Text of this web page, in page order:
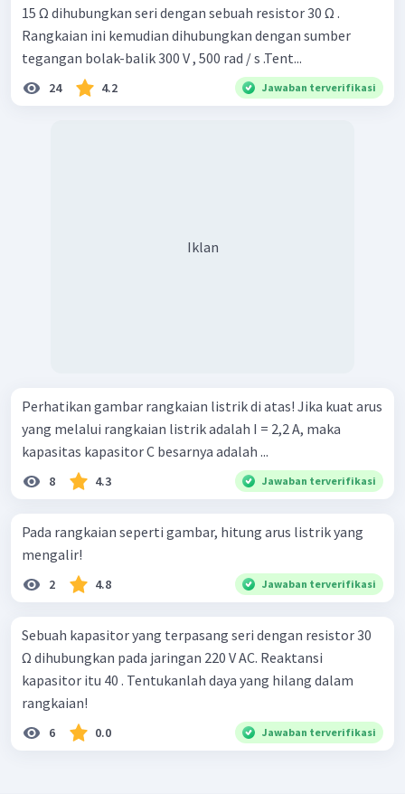
15 Ω dihubungkan seri dengan sebuah resistor 30 Ω .
Rangkaian ini kemudian dihubungkan dengan sumber
tegangan bolak-balik 300 V , 500 rad / s .Tent...
24 4.2 Jawaban terverifikasi
Iklan
Perhatikan gambar rangkaian listrik di atas! Jika kuat arus
yang melalui rangkaian listrik adalah I = 2,2 A, maka
kapasitas kapasitor C besarnya adalah ...
8 4.3 Jawaban terverifikasi
Pada rangkaian seperti gambar, hitung arus listrik yang
mengalir!
2 4.8 Jawaban terverifikasi
Sebuah kapasitor yang terpasang seri dengan resistor 30
Ω dihubungkan pada jaringan 220 V AC. Reaktansi
kapasitor itu 40 . Tentukanlah daya yang hilang dalam
rangkaian!
6 0.0 Jawaban terverifikasi